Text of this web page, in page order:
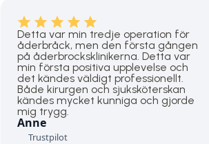
Detta var min tredje operation för
åderbråck, men den första gången
på åderbrocksklinikerna. Detta var
min första positiva upplevelse och
det kändes väldigt professionellt.
Både kirurgen och sjuksköterskan
kändes mycket kunniga och gjorde
mig trygg.
Anne
Trustpilot